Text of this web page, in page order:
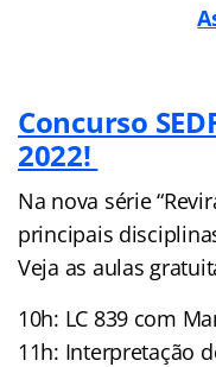
Concurso
2022!
Na nova série
principais
Veja as aulas
10h: LC 839 com
11h: Interpretação